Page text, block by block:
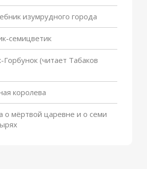
Приключения кузнечика
Кузи
изумрудного города
семицветик
Горбунок (читает Табаков
королева
о мёртвой царевне и о семи